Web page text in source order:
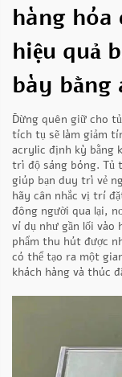
hàng hóa
hiệu quả
bày bằng
Đừng quên giữ cho
tích tụ sẽ làm giảm
acrylic định kỳ bằng
trì độ sáng bóng. Tủ
giúp bạn duy trì vẻ
hãy cân nhắc vị trí
đông người qua lại,
ví dụ như gần lối vào
phẩm thu hút được
có thể tạo ra một
khách hàng và thúc